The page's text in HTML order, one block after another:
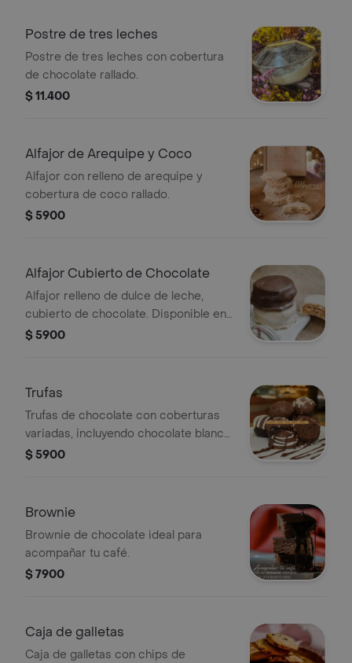
Postre de tres leches
Postre de tres leches con cobertura
de chocolate rallado.
$ 11.400
Alfajor de Arequipe y Coco
Alfajor con relleno de arequipe y
cobertura de coco rallado.
$ 5900
Alfajor Cubierto de Chocolate
Alfajor relleno de dulce de leche,
cubierto de chocolate. Disponible en
chocolate negro o blanco.
$ 5900
Trufas
Trufas de chocolate con coberturas
variadas, incluyendo chocolate blanco
y negro, decoradas con almendras y
$ 5900
Brownie
Brownie de chocolate ideal para
acompañar tu café.
$ 7900
Caja de galletas
Caja de galletas con chips de